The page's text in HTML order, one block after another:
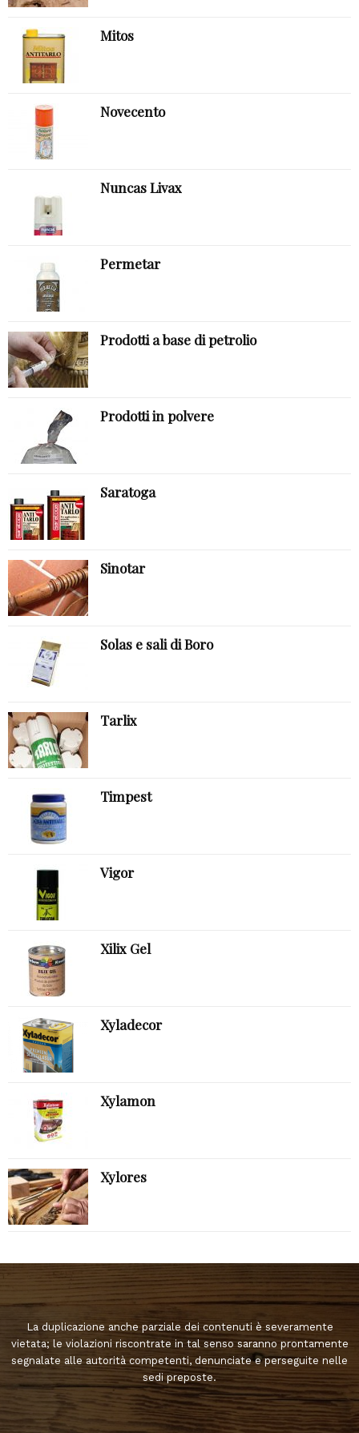
Mitos
Novecento
Nuncas Livax
Permetar
Prodotti a base di petrolio
Prodotti in polvere
Saratoga
Sinotar
Solas e sali di Boro
Tarlix
Timpest
Vigor
Xilix Gel
Xyladecor
Xylamon
Xylores
La duplicazione anche parziale dei contenuti è severamente
vietata; le violazioni riscontrate in tal senso saranno prontamente
segnalate alle autorità competenti, denunciate e perseguite nelle
sedi preposte.